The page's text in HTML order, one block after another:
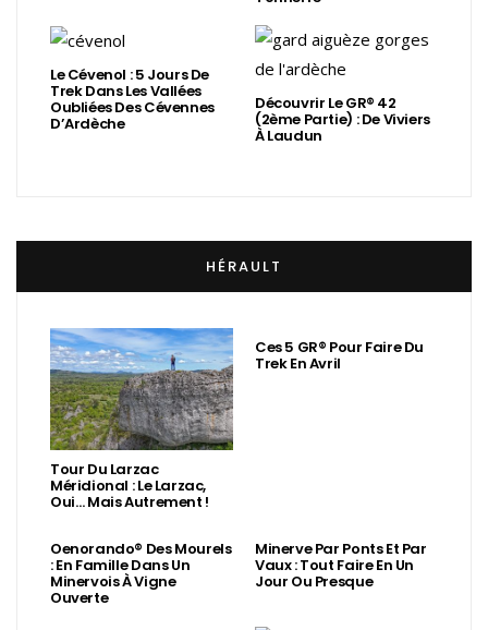
Le Cévenol : 5 Jours De
Trek Dans Les Vallées
Oubliées Des Cévennes
D’Ardèche
Découvrir Le GR® 42
(2ème Partie) : De Viviers
À Laudun
HÉRAULT
Tour Du Larzac
Méridional : Le Larzac,
Oui… Mais Autrement !
Ces 5 GR® Pour Faire Du
Trek En Avril
Oenorando® Des Mourels
: En Famille Dans Un
Minervois À Vigne
Ouverte
Minerve Par Ponts Et Par
Vaux : Tout Faire En Un
Jour Ou Presque